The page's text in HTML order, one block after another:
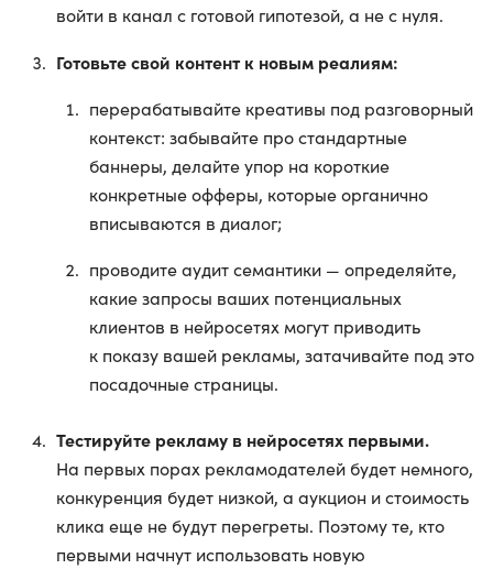
войти в канал с готовой гипотезой, а не с нуля.
Готовьте свой контент к новым реалиям:
перерабатывайте креативы под разговорный
контекст: забывайте про стандартные
баннеры, делайте упор на короткие
конкретные офферы, которые органично
вписываются в диалог;
проводите аудит семантики — определяйте,
какие запросы ваших потенциальных
клиентов в нейросетях могут приводить
к показу вашей рекламы, затачивайте под это
посадочные страницы.
Тестируйте рекламу в нейросетях первыми.
На первых порах рекламодателей будет немного,
конкуренция будет низкой, а аукцион и стоимость
клика еще не будут перегреты. Поэтому те, кто
первыми начнут использовать новую